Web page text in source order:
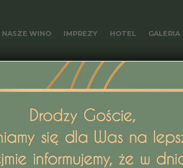
NASZE WINO IMPREZY HOTEL GALERIA
możecie spędzić
4 klimatyczne sale, które